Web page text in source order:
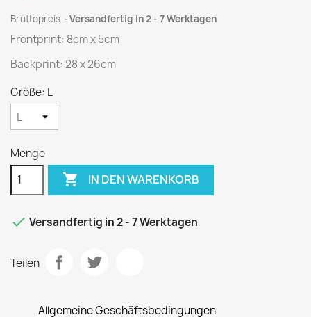
Bruttopreis Versandfertig in 2 - 7 Werktagen
Frontprint: 8cm x 5cm
Backprint: 28 x 26cm
Größe: L
Menge
 IN DEN WARENKORB
 Versandfertig in 2 - 7 Werktagen
Teilen
Allgemeine Geschäftsbedingungen